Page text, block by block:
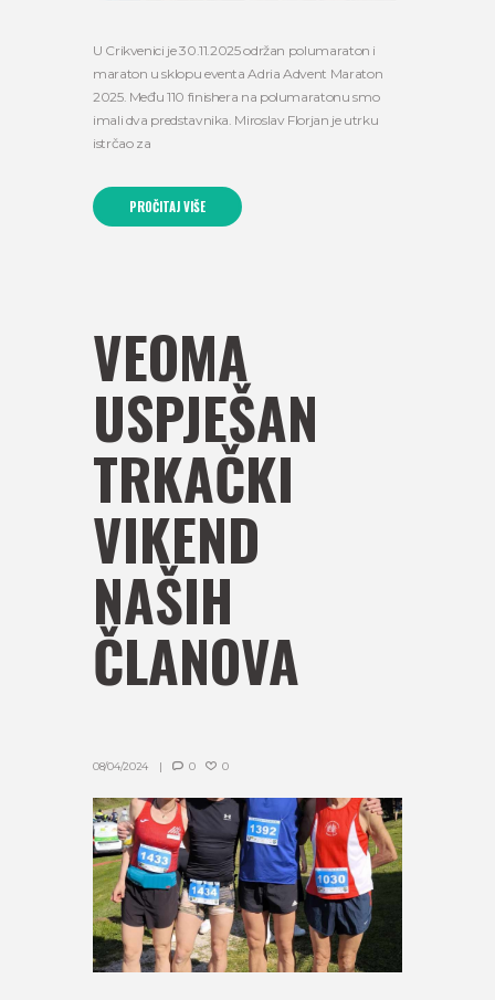
U Crikvenici je 30.11.2025 održan polumaraton i
maraton u sklopu eventa Adria Advent Maraton
2025. Među 110 finishera na polumaratonu smo
imali dva predstavnika. Miroslav Florjan je utrku
istrčao za
PROČITAJ VIŠE
VEOMA
USPJEŠAN
TRKAČKI
VIKEND
NAŠIH
ČLANOVA
08/04/2024 0 0